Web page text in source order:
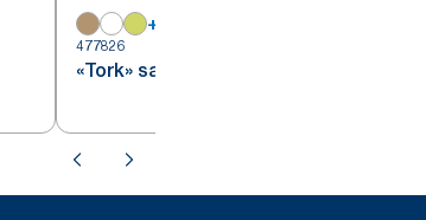
+
477826
«Tork» sarkana kokteiļu salvete